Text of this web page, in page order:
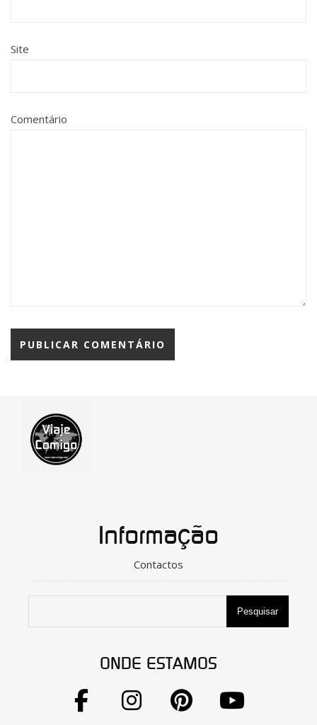
Site
Comentário
Informação
Contactos
Pesquisar
ONDE ESTAMOS